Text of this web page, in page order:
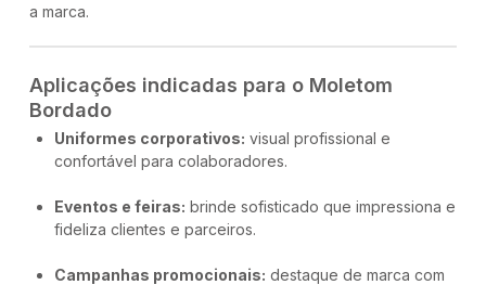
a marca.
Aplicações indicadas para o Moletom
Bordado
Uniformes corporativos: visual profissional e
confortável para colaboradores.
Eventos e feiras: brinde sofisticado que impressiona e
fideliza clientes e parceiros.
Campanhas promocionais: destaque de marca com